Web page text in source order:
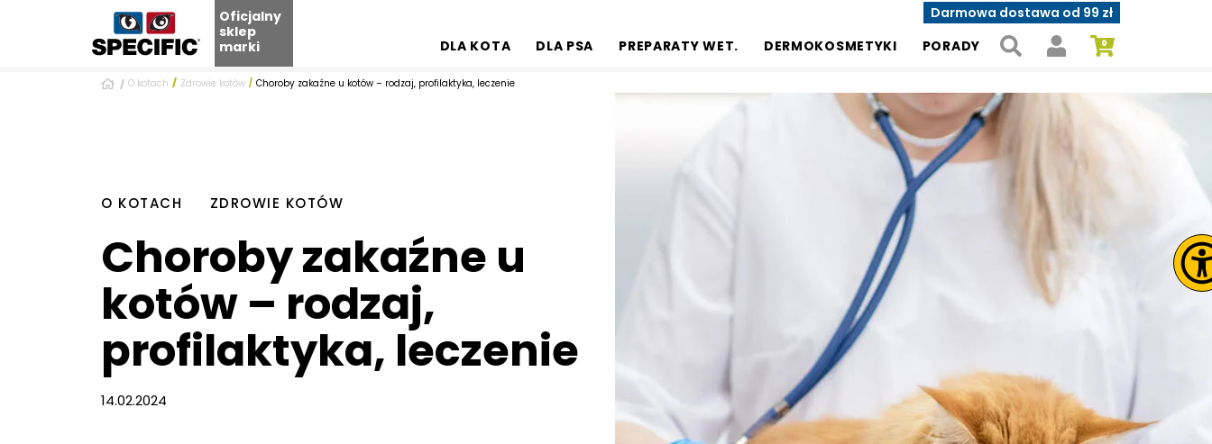
Oficjalny
sklep
marki
Darmowa dostawa od 99 zł
DLA KOTA
DLA PSA PREPARATY WET. DERMOKOSMETYKI PORADY
O kotach Zdrowie kotów Choroby zakaźne u kotów – rodzaj, profilaktyka, leczenie
O KOTACH ZDROWIE KOTÓW
Choroby zakaźne u
kotów – rodzaj,
profilaktyka, leczenie
14.02.2024